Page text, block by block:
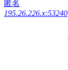
匿名
195.26.226.x:53240